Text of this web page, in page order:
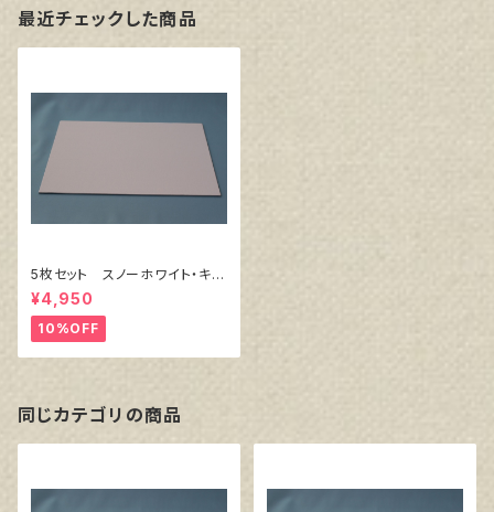
最近チェックした商品
5枚セット スノーホワイト・キャ
ンバスボード F10 サイズ 5
30㎜x455㎜
¥4,950
10%OFF
同じカテゴリの商品